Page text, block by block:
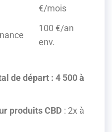
€/mois
100 €/an
env.
de départ : 4 500 à
produits CBD : 2x à